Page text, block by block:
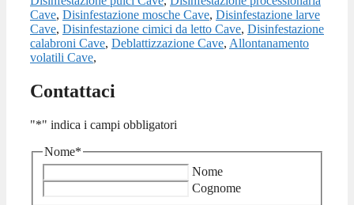
Cave, Disinfestazione mosche Cave, Disinfestazione larve
Cave, Disinfestazione cimici da letto Cave, Disinfestazione
calabroni Cave, Deblattizzazione Cave, Allontanamento
volatili Cave,
Contattaci
"*" indica i campi obbligatori
Nome*
Nome
Cognome